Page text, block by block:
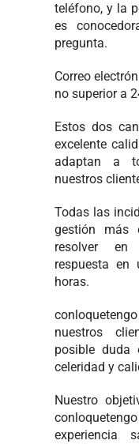
teléfono, y la
es
pregunta.
Correo
no superior a
Estos dos
excelente
adaptan a
nuestros
Todas las
gestión más
resolver en
respuesta
horas.
nuestros
posible duda
celeridad y
Nuestro
experiencia